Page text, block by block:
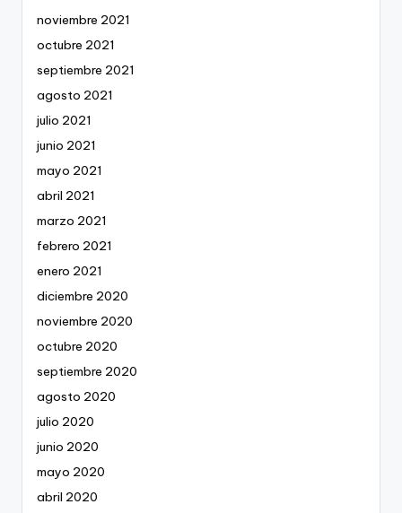
noviembre 2021
octubre 2021
septiembre 2021
agosto 2021
julio 2021
junio 2021
mayo 2021
abril 2021
marzo 2021
febrero 2021
enero 2021
diciembre 2020
noviembre 2020
octubre 2020
septiembre 2020
agosto 2020
julio 2020
junio 2020
mayo 2020
abril 2020